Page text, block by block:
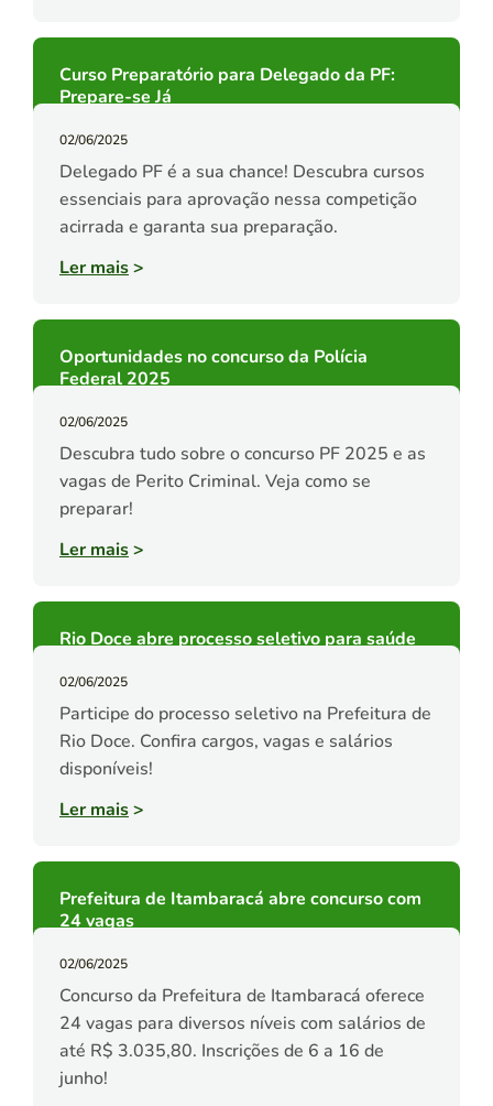
Curso Preparatório para Delegado da PF:
Prepare-se Já
02/06/2025
Delegado PF é a sua chance! Descubra cursos
essenciais para aprovação nessa competição
acirrada e garanta sua preparação.
Ler mais>
Oportunidades no concurso da Polícia
Federal 2025
02/06/2025
Descubra tudo sobre o concurso PF 2025 e as
vagas de Perito Criminal. Veja como se
preparar!
Ler mais>
Rio Doce abre processo seletivo para saúde
02/06/2025
Participe do processo seletivo na Prefeitura de
Rio Doce. Confira cargos, vagas e salários
disponíveis!
Ler mais>
Prefeitura de Itambaracá abre concurso com
24 vagas
02/06/2025
Concurso da Prefeitura de Itambaracá oferece
24 vagas para diversos níveis com salários de
até R$ 3.035,80. Inscrições de 6 a 16 de
junho!